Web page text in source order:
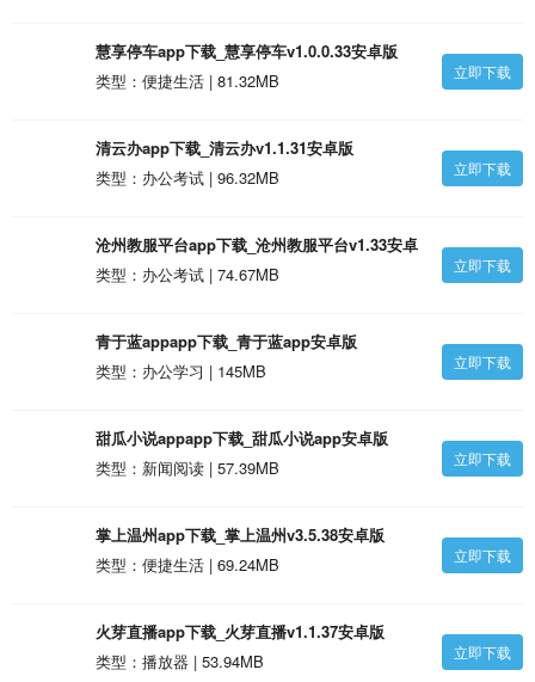
慧享停车app下载_慧享停车v1.0.0.33安卓版
类型：便捷生活 | 81.32MB
立即下载
清云办app下载_清云办v1.1.31安卓版
类型：办公考试 | 96.32MB
立即下载
沧州教服平台app下载_沧州教服平台v1.33安卓
版
类型：办公考试 | 74.67MB 立即下载
青于蓝appapp下载_青于蓝app安卓版
类型：办公学习 | 145MB
立即下载
甜瓜小说appapp下载_甜瓜小说app安卓版
类型：新闻阅读 | 57.39MB
立即下载
掌上温州app下载_掌上温州v3.5.38安卓版
类型：便捷生活 | 69.24MB
立即下载
火芽直播app下载_火芽直播v1.1.37安卓版
类型：播放器 | 53.94MB
立即下载